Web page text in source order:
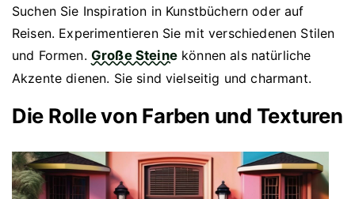
Suchen Sie Inspiration in Kunstbüchern oder auf
Reisen. Experimentieren Sie mit verschiedenen Stilen
und Formen. Große Steinekönnen als natürliche
Akzente dienen. Sie sind vielseitig und charmant.
Die Rolle von Farben und Texturen